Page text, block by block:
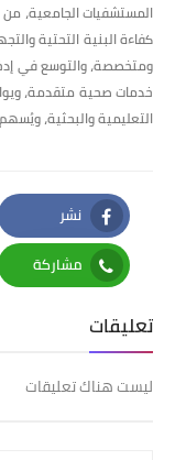
كفاءة البنية التحتية
ومتخصصة، والتوسع في
خدمات صحية متقدمة،
التعليمية والبحثية،
نشر
Facebook
مشاركة
Whatsapp
تعليقات
ليست هناك تعليقات